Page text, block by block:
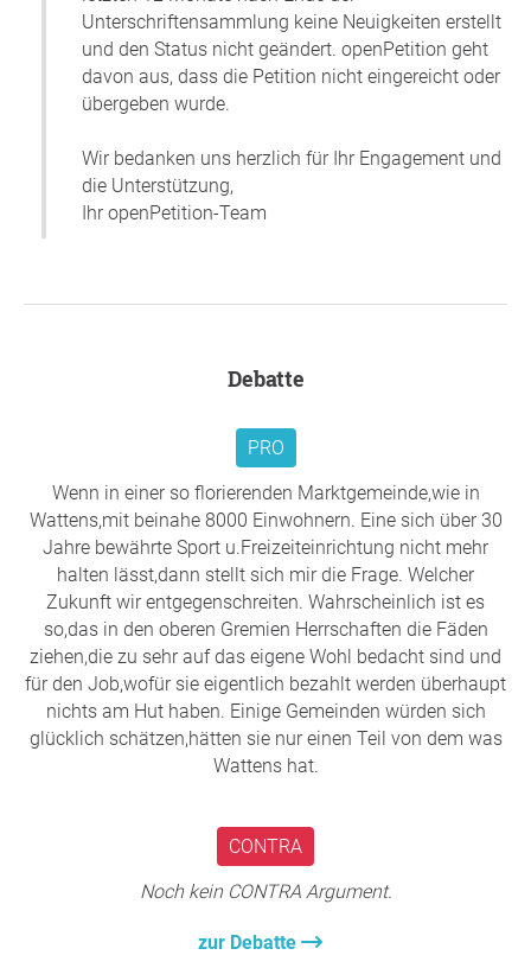
Unterschriftensammlung keine Neuigkeiten erstellt
und den Status nicht geändert. openPetition geht
davon aus, dass die Petition nicht eingereicht oder
übergeben wurde.
Wir bedanken uns herzlich für Ihr Engagement und
die Unterstützung,
Ihr openPetition-Team
Debatte
PRO
Wenn in einer so florierenden Marktgemeinde,wie in
Wattens,mit beinahe 8000 Einwohnern. Eine sich über 30
Jahre bewährte Sport u.Freizeiteinrichtung nicht mehr
halten lässt,dann stellt sich mir die Frage. Welcher
Zukunft wir entgegenschreiten. Wahrscheinlich ist es
so,das in den oberen Gremien Herrschaften die Fäden
ziehen,die zu sehr auf das eigene Wohl bedacht sind und
für den Job,wofür sie eigentlich bezahlt werden überhaupt
nichts am Hut haben. Einige Gemeinden würden sich
glücklich schätzen,hätten sie nur einen Teil von dem was
Wattens hat.
CONTRA
Noch kein CONTRA Argument.
zur Debatte